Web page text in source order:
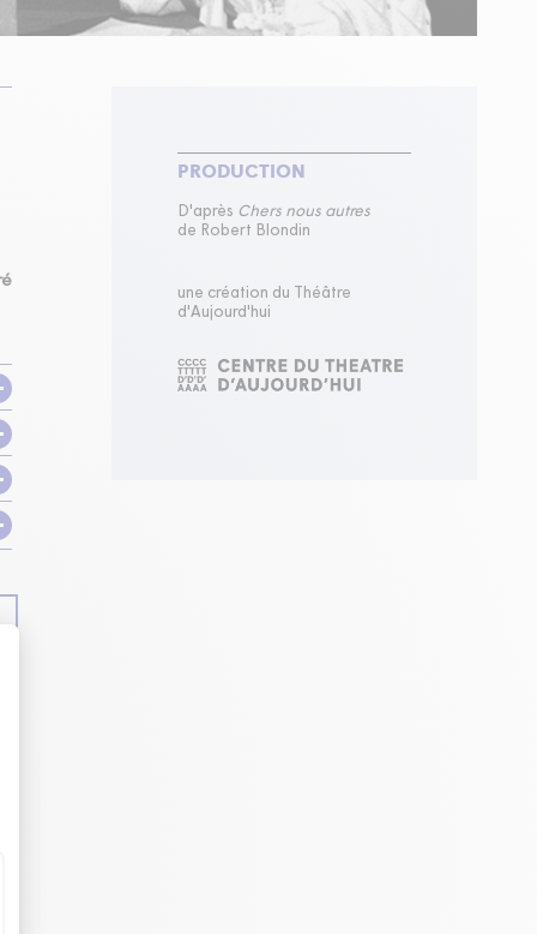
PRODUCTION
D'après Chers nous autres
de Robert Blondin
une création du Théâtre
d'Aujourd'hui